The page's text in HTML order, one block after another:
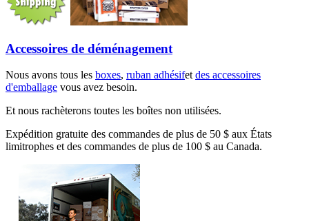
Accessoires de déménagement
Nous avons tous les boxes, ruban adhésifetdes accessoires
d'emballage vous avez besoin.
Et nous rachèterons toutes les boîtes non utilisées.
Expédition gratuite des commandes de plus de 50 $ aux États
limitrophes et des commandes de plus de 100 $ au Canada.